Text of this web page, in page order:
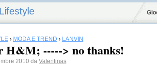
› MODA E TREND › LANVIN
H&M; -----> no thanks!
2010 da Valentinas